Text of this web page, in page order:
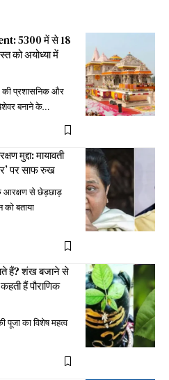
5300 में से 18
को अयोध्या में
की प्रशासनिक और
बनाने के…
मुद्दा: मायावती
पर साफ रुख
आरक्षण से छेड़छाड़
बताया
हैं? शंख बजाने से
हैं पौराणिक
पूजा का विशेष महत्व